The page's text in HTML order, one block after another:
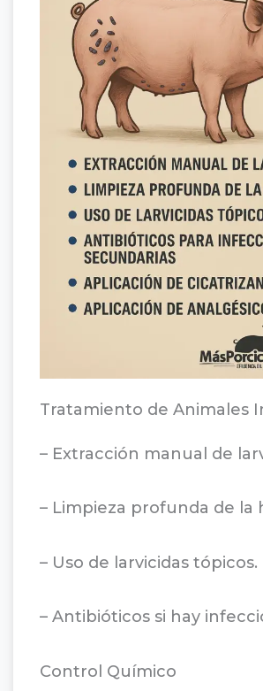
Tratamiento de Animales
– Extracción manual de
– Limpieza profunda de la
– Uso de larvicidas tópicos.
– Antibióticos si hay
Control Químico